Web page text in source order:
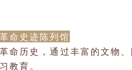
命史迹陈列馆
命历史，通过丰富的文物
教育。